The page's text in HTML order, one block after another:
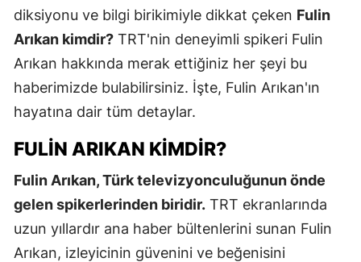
diksiyonu ve bilgi birikimiyle dikkat çeken Fulin
Arıkan kimdir? TRT'nin deneyimli spikeri Fulin
Arıkan hakkında merak ettiğiniz her şeyi bu
haberimizde bulabilirsiniz. İşte, Fulin Arıkan'ın
hayatına dair tüm detaylar.
FULIN ARIKAN KIMDIR?
Fulin Arıkan, Türk televizyonculuğunun önde
gelen spikerlerinden biridir. TRT ekranlarında
uzun yıllardır ana haber bültenlerini sunan Fulin
Arıkan, izleyicinin güvenini ve beğenisini